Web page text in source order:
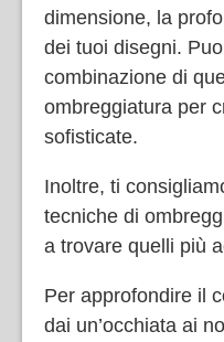
dimensione, la
dei tuoi disegni.
combinazione di
ombreggiatura per
sofisticate.
Inoltre, ti
tecniche di
a trovare quelli più
Per approfondire il
dai un’occhiata ai